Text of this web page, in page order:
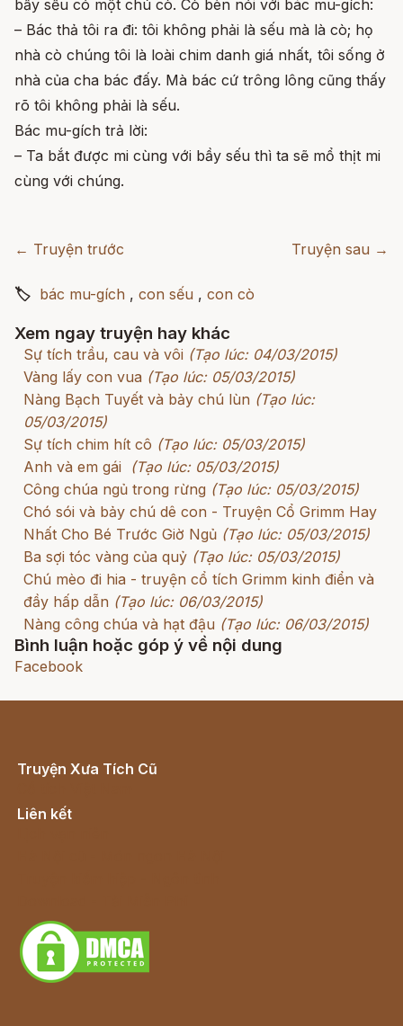
bầy sếu có một chú cò. Cò bèn nói với bác mu-gích:
– Bác thả tôi ra đi: tôi không phải là sếu mà là cò; họ
nhà cò chúng tôi là loài chim danh giá nhất, tôi sống ở
nhà của cha bác đấy. Mà bác cứ trông lông cũng thấy
rõ tôi không phải là sếu.
Bác mu-gích trả lời:
– Ta bắt được mi cùng với bầy sếu thì ta sẽ mổ thịt mi
cùng với chúng.
← Truyện trước Truyện sau →
🏷 bác mu-gích , con sếu , con cò
Xem ngay truyện hay khác
Sự tích trầu, cau và vôi (Tạo lúc: 04/03/2015)
Vàng lấy con vua (Tạo lúc: 05/03/2015)
Nàng Bạch Tuyết và bảy chú lùn (Tạo lúc:
05/03/2015)
Sự tích chim hít cô (Tạo lúc: 05/03/2015)
Anh và em gái
(Tạo lúc: 05/03/2015)
Công chúa ngủ trong rừng (Tạo lúc: 05/03/2015)
Chó sói và bảy chú dê con - Truyện Cổ Grimm Hay
Nhất Cho Bé Trước Giờ Ngủ (Tạo lúc: 05/03/2015)
Ba sợi tóc vàng của quỷ (Tạo lúc: 05/03/2015)
Chú mèo đi hia - truyện cổ tích Grimm kinh điển và
đầy hấp dẫn (Tạo lúc: 06/03/2015)
Nàng công chúa và hạt đậu (Tạo lúc: 06/03/2015)
Bình luận hoặc góp ý về nội dung
Facebook
Truyện Xưa Tích Cũ
Liên kết